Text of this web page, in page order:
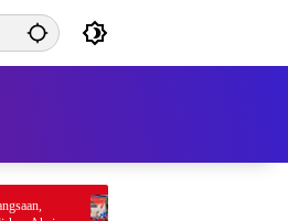
Ekspedisi Merah Putih Presisi 2026